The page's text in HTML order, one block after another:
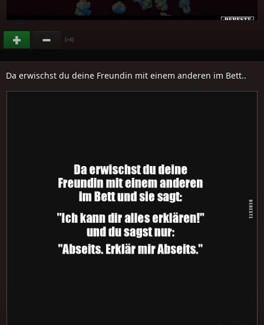
(+6)
Da erwischst du deine Freundin mit einem anderen im Bett..